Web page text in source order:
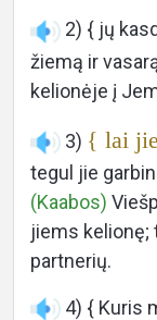
2) { jų
žiemą ir
kelionėje į
3) { lai
tegul jie
(Kaabos)
jiems kelionę;
partnerių.
4) { Kuris